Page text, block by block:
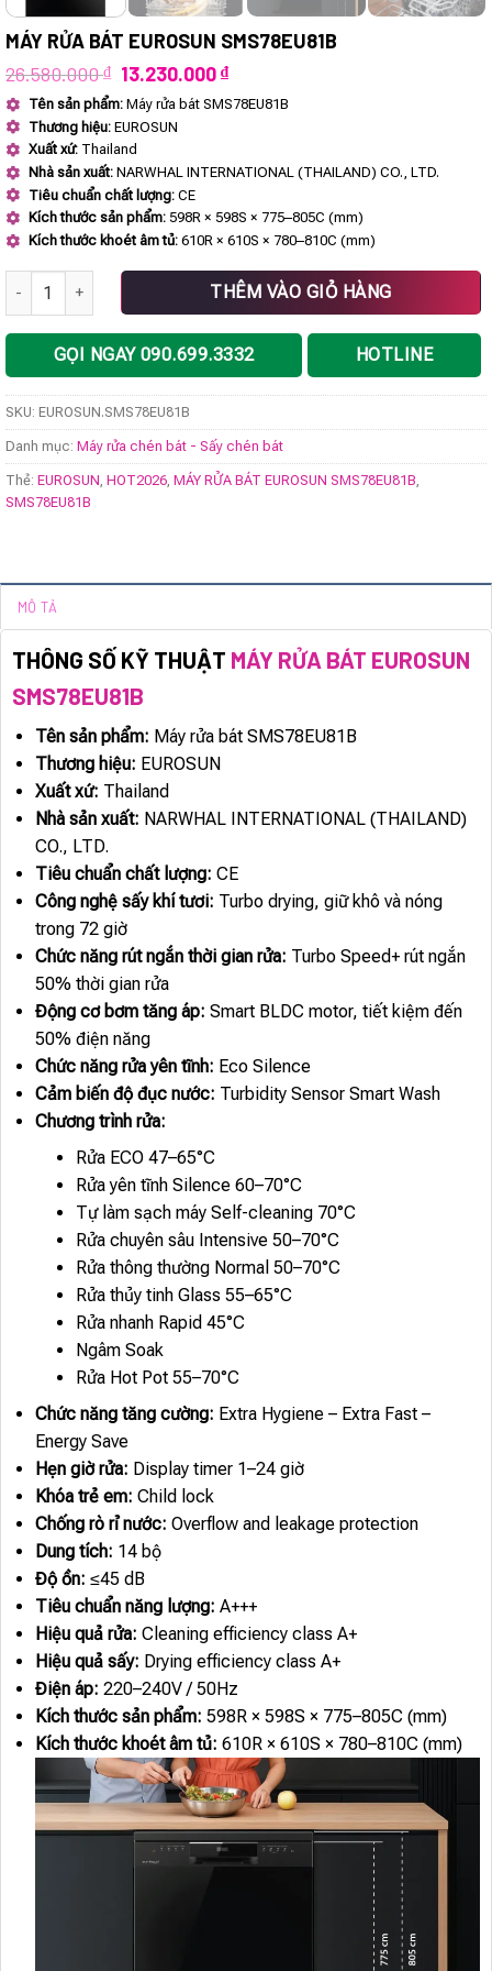
MÁY RỬA BÁT EUROSUN SMS78EU81B
26.580.000₫ Giá
gốc
là:
26.580.000 ₫.
13.230.000₫Giá
tại
Tên sản phẩm: Máy rửa bát SMS78EU81B
Thương hiệu: EUROSUN
Xuất xứ: Thailand
Nhà sản xuất: NARWHAL INTERNATIONAL (THAILAND) CO., LTD.
Tiêu chuẩn chất lượng: CE
Kích thước sản phẩm: 598R × 598S × 775–805C (mm)
Kích thước khoét âm tủ: 610R × 610S × 780–810C (mm)
MÁY RỬA BÁT EUROSUN SMS78EU81B số lượng
THÊM VÀO GIỎ HÀNG
GỌI NGAY 090.699.3332 HOTLINE
SKU: EUROSUN.SMS78EU81B
Danh mục: Máy rửa chén bát - Sấy chén bát
Thẻ: EUROSUN HOT2026 MÁY RỬA BÁT EUROSUN SMS78EU81B
SMS78EU81B
MÔ TẢ
THÔNG SỐ KỸ THUẬT MÁY RỬA BÁT EUROSUN
SMS78EU81B
Tên sản phẩm: Máy rửa bát SMS78EU81B
Thương hiệu: EUROSUN
Xuất xứ: Thailand
Nhà sản xuất: NARWHAL INTERNATIONAL (THAILAND)
CO., LTD.
Tiêu chuẩn chất lượng: CE
Công nghệ sấy khí tươi: Turbo drying, giữ khô và nóng
trong 72 giờ
Chức năng rút ngắn thời gian rửa: Turbo Speed+ rút ngắn
50% thời gian rửa
Động cơ bơm tăng áp: Smart BLDC motor, tiết kiệm đến
50% điện năng
Chức năng rửa yên tĩnh: Eco Silence
Cảm biến độ đục nước: Turbidity Sensor Smart Wash
Chương trình rửa:
Rửa ECO 47–65°C
Rửa yên tĩnh Silence 60–70°C
Tự làm sạch máy Self-cleaning 70°C
Rửa chuyên sâu Intensive 50–70°C
Rửa thông thường Normal 50–70°C
Rửa thủy tinh Glass 55–65°C
Rửa nhanh Rapid 45°C
Ngâm Soak
Rửa Hot Pot 55–70°C
Chức năng tăng cường: Extra Hygiene – Extra Fast –
Energy Save
Hẹn giờ rửa: Display timer 1–24 giờ
Khóa trẻ em: Child lock
Chống rò rỉ nước: Overflow and leakage protection
Dung tích: 14 bộ
Độ ồn: ≤45 dB
Tiêu chuẩn năng lượng: A+++
Hiệu quả rửa: Cleaning efficiency class A+
Hiệu quả sấy: Drying efficiency class A+
Điện áp: 220–240V / 50Hz
Kích thước sản phẩm: 598R × 598S × 775–805C (mm)
Kích thước khoét âm tủ: 610R × 610S × 780–810C (mm)